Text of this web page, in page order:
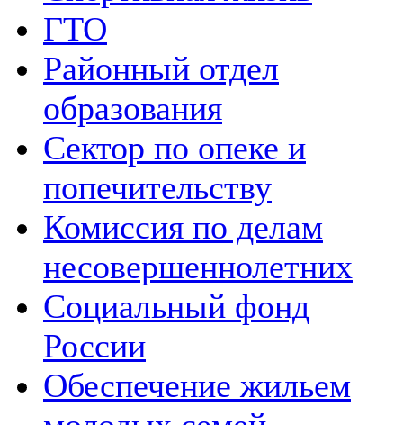
ГТО
Районный отдел
образования
Сектор по опеке и
попечительству
Комиссия по делам
несовершеннолетних
Социальный фонд
России
Обеспечение жильем